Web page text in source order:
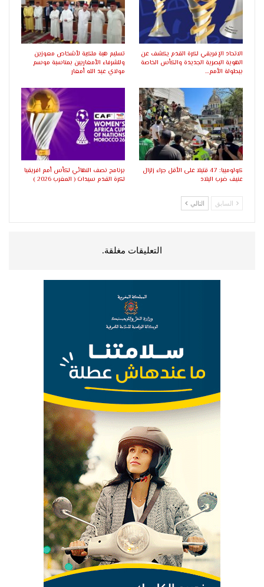
الاتحاد الإفريقي لكرة القدم يكشف عن
الهوية البصرية الجديدة والكأس الخاصة
ببطولة الأمم…
تسليم هبة ملكية لأشخاص معوزين
وللشرفاء الأمغاريين بمناسبة موسم
مولاي عبد الله أمغار
كولومبيا: 47 قتيلا على الأقل جراء زلزال
عنيف ضرب البلاد
برنامج نصف النهائي لكأس أمم افريقيا
لكرة القدم سيدات ( المغرب 2026 )
السابق التالي
التعليقات مغلقة.